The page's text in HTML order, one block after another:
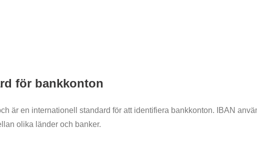
för bankkonton
är en internationell standard för att identifiera bankkonton. IBAN
olika länder och banker.